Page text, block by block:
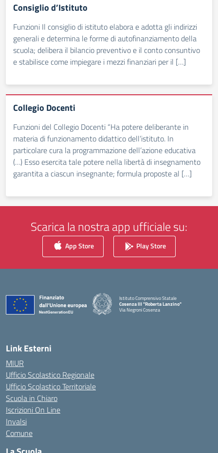
Consiglio d’Istituto
Funzioni Il consiglio di istituto elabora e adotta gli indirizzi
generali e determina le forme di autofinanziamento della
scuola; delibera il bilancio preventivo e il conto consuntivo
e stabilisce come impiegare i mezzi finanziari per il […]
Collegio Docenti
Funzioni del Collegio Docenti “Ha potere deliberante in
materia di funzionamento didattico dell’istituto. In
particolare cura la programmazione dell’azione educativa
(…) Esso esercita tale potere nella libertà di insegnamento
garantita a ciascun insegnante; formula proposte al […]
Scarica la nostra app ufficiale su:
App Store Play Store
Istituto Comprensivo Statale
Cosenza III "Roberta Lanzino"
Via Negroni Cosenza
— Visita la pagina iniziale della scuola
Link Esterni
MIUR
Ufficio Scolastico Regionale
Ufficio Scolastico Territoriale
Scuola in Chiaro
Iscrizioni On Line
Invalsi
Comune